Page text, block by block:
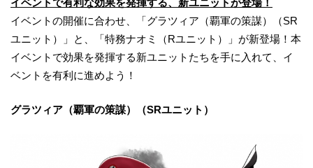
イベントで有利な効果を発揮する、新ユニットが登場！
イベントの開催に合わせ、「グラツィア（覇軍の策謀）（SR
ユニット）」と、「特務ナオミ（Rユニット）」が新登場！本
イベントで効果を発揮する新ユニットたちを手に入れて、イ
ベントを有利に進めよう！
グラツィア（覇軍の策謀）（SRユニット）